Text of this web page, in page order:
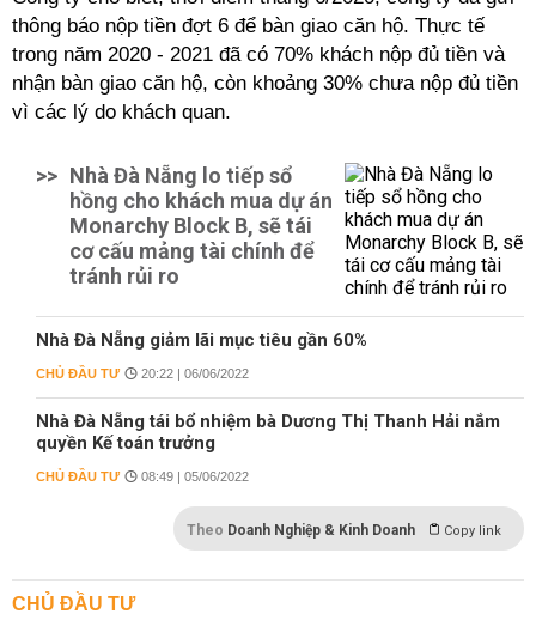
thông báo nộp tiền đợt 6 để bàn giao căn hộ. Thực tế
trong năm 2020 - 2021 đã có 70% khách nộp đủ tiền và
nhận bàn giao căn hộ, còn khoảng 30% chưa nộp đủ tiền
vì các lý do khách quan.
>> Nhà Đà Nẵng lo tiếp sổ
hồng cho khách mua dự án
Monarchy Block B, sẽ tái
cơ cấu mảng tài chính để
tránh rủi ro
Nhà Đà Nẵng giảm lãi mục tiêu gần 60%
CHỦ ĐẦU TƯ 20:22 | 06/06/2022
Nhà Đà Nẵng tái bổ nhiệm bà Dương Thị Thanh Hải nắm
quyền Kế toán trưởng
CHỦ ĐẦU TƯ 08:49 | 05/06/2022
Theo Doanh Nghiệp & Kinh Doanh Copy link
CHỦ ĐẦU TƯ